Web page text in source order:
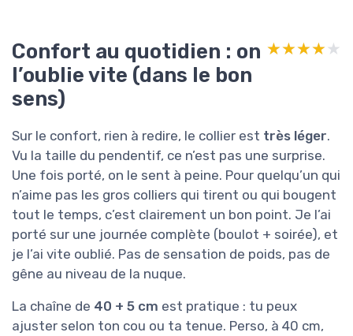
Confort au quotidien : on
l’oublie vite (dans le bon
sens)
★★★★★
★★★★★
Sur le confort, rien à redire, le collier est très léger.
Vu la taille du pendentif, ce n’est pas une surprise.
Une fois porté, on le sent à peine. Pour quelqu’un qui
n’aime pas les gros colliers qui tirent ou qui bougent
tout le temps, c’est clairement un bon point. Je l’ai
porté sur une journée complète (boulot + soirée), et
je l’ai vite oublié. Pas de sensation de poids, pas de
gêne au niveau de la nuque.
La chaîne de 40 + 5 cm est pratique : tu peux
ajuster selon ton cou ou ta tenue. Perso, à 40 cm,